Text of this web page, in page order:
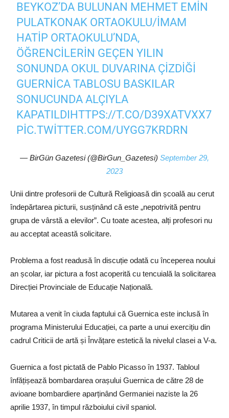
BEYKOZ’DA BULUNAN MEHMET EMIN
PULATKONAK ORTAOKULU/İMAM
HATIP ORTAOKULU’NDA,
ÖĞRENCILERIN GEÇEN YILIN
SONUNDA OKUL DUVARINA ÇIZDIĞI
GUERNICA TABLOSU BASKILAR
SONUCUNDA ALÇIYLA
KAPATILDI HTTPS://T.CO/D39XATVXX7
PIC.TWITTER.COM/UYGG7KRDRN
— BirGün Gazetesi (@BirGun_Gazetesi) September 29,
2023
Unii dintre profesorii de Cultură Religioasă din școală au cerut
îndepărtarea picturii, susținând că este „nepotrivită pentru
grupa de vârstă a elevilor”. Cu toate acestea, alți profesori nu
au acceptat această solicitare.
Problema a fost readusă în discuție odată cu începerea noului
an școlar, iar pictura a fost acoperită cu tencuială la solicitarea
Direcției Provinciale de Educație Națională.
Mutarea a venit în ciuda faptului că Guernica este inclusă în
programa Ministerului Educației, ca parte a unui exercițiu din
cadrul Criticii de artă și Învățare estetică la nivelul clasei a V-a.
Guernica a fost pictată de Pablo Picasso în 1937. Tabloul
înfățișează bombardarea orașului Guernica de către 28 de
avioane bombardiere aparținând Germaniei naziste la 26
aprilie 1937, în timpul războiului civil spaniol.